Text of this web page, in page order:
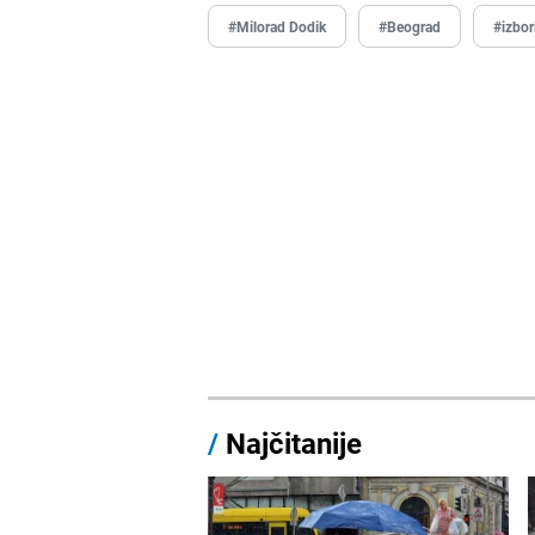
#Milorad Dodik #Beograd
/ Najčitanije